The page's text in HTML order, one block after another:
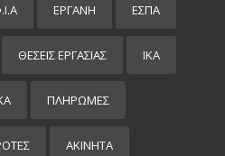
ΕΡΓΑΝΗ ΕΣΠΑ
ΘΕΣΕΙΣ ΕΡΓΑΣΙΑΣ ΙΚΑ
ΠΛΗΡΩΜΕΣ
ΑΚΙΝΗΤΑ